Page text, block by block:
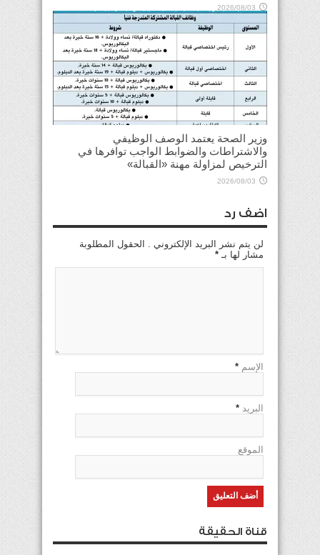
2026/08/03
وزير الصحة يعتمد الوصف الوظيفي
والاشتراطات والضوابط الواجب توافرها في
الترخيص لمزاولة مهنة «القبالة»
2026/08/03
اضف رد
لن يتم نشر البريد الإلكتروني . الحقول المطلوبة
مشار لها بـ *
الإسم *
البريد *
الموقع
قناة الحقيقة